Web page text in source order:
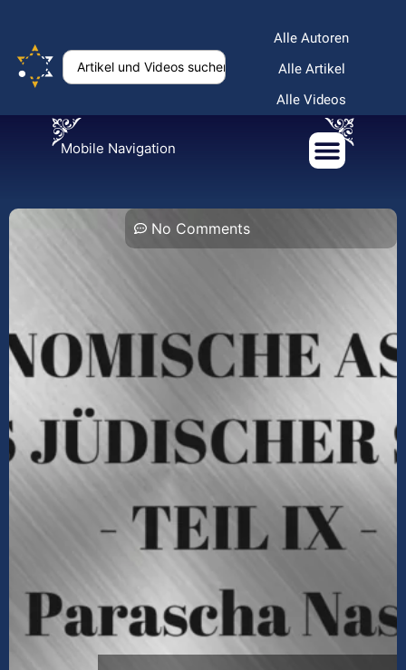
Alle Autoren
Alle Artikel
Alle Videos
Mobile Navigation
No Comments